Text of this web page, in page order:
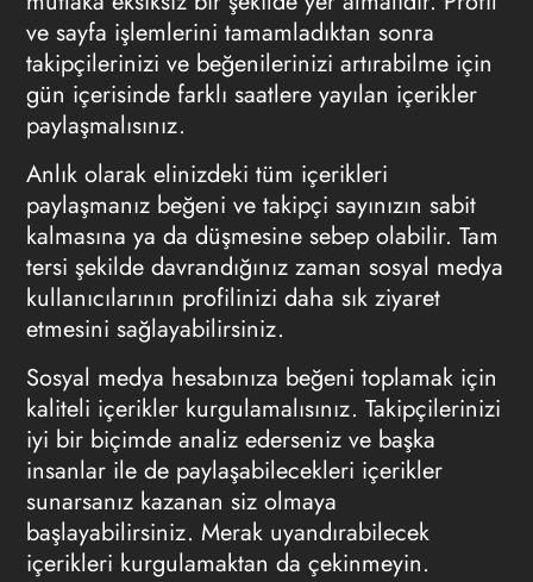
ve sayfa işlemlerini tamamladıktan sonra
takipçilerinizi ve beğenilerinizi artırabilme için
gün içerisinde farklı saatlere yayılan içerikler
paylaşmalısınız.
Anlık olarak elinizdeki tüm içerikleri
paylaşmanız beğeni ve takipçi sayınızın sabit
kalmasına ya da düşmesine sebep olabilir. Tam
tersi şekilde davrandığınız zaman sosyal medya
kullanıcılarının profilinizi daha sık ziyaret
etmesini sağlayabilirsiniz.
Sosyal medya hesabınıza beğeni toplamak için
kaliteli içerikler kurgulamalısınız. Takipçilerinizi
iyi bir biçimde analiz ederseniz ve başka
insanlar ile de paylaşabilecekleri içerikler
sunarsanız kazanan siz olmaya
başlayabilirsiniz. Merak uyandırabilecek
içerikleri kurgulamaktan da çekinmeyin.